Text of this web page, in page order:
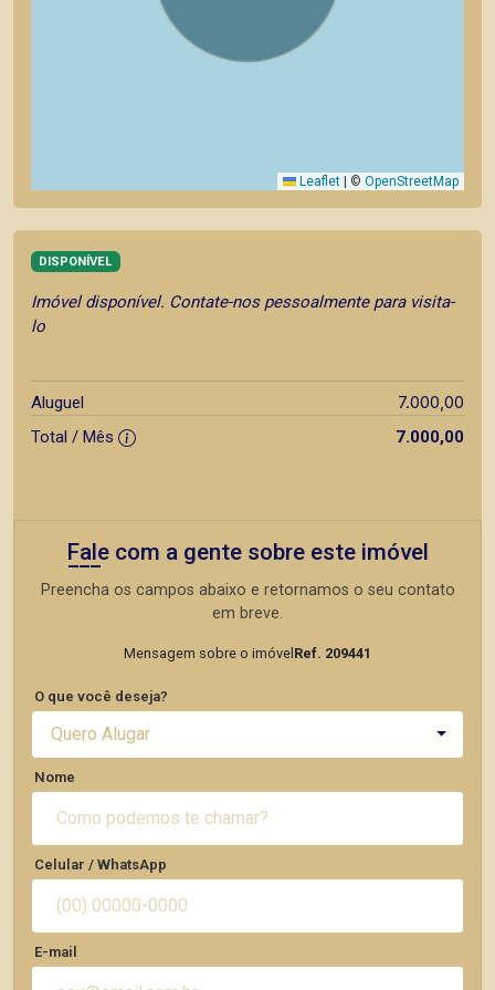
Leaflet © OpenStreetMap
DISPONÍVEL
Imóvel disponível. Contate-nos pessoalmente para visita-
lo
Aluguel 7.000,00
Total / Mês 7.000,00
Fale com a gente sobre este imóvel
Preencha os campos abaixo e retornamos o seu contato
em breve.
Mensagem sobre o imóvel Ref. 209441
O que você deseja?
Quero Alugar
Nome
Celular / WhatsApp
E-mail